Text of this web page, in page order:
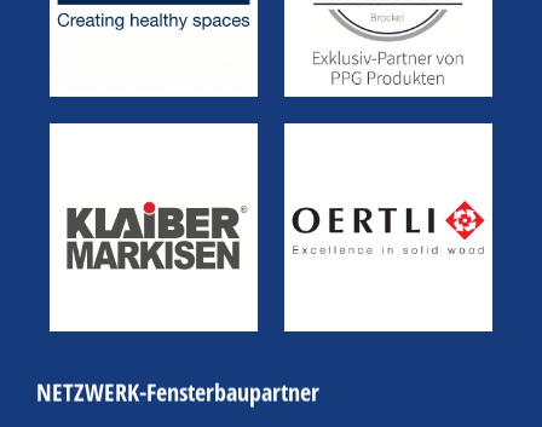
NETZWERK-Fensterbaupartner